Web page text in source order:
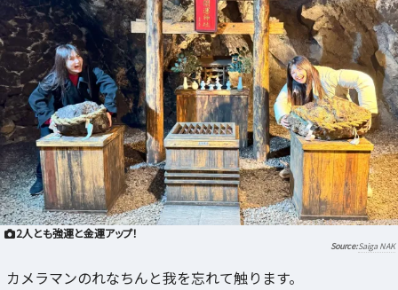
2人とも強運と金運アップ！
Saiga NAK
カメラマンのれなちんと我を忘れて触ります。